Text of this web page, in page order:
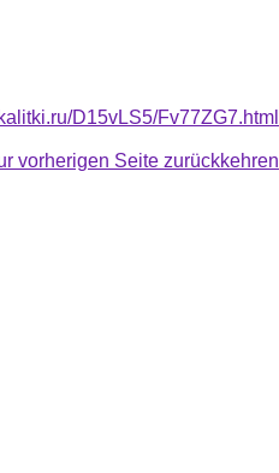
D15vLS5/Fv77ZG7.html
vorherigen Seite zurückkehren